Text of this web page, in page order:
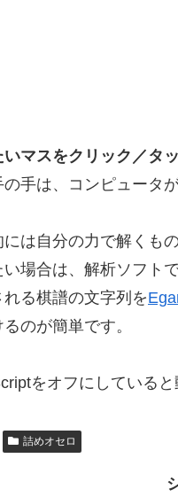
いマスをクリック／タ
手は、コンピュータ
には自分の力で解くも
い場合は、解析ソフト
れる棋譜の文字列を
のが簡単です。
をオフにしていると
詰めオセロ